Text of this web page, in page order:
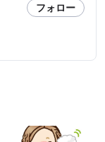
フォロー